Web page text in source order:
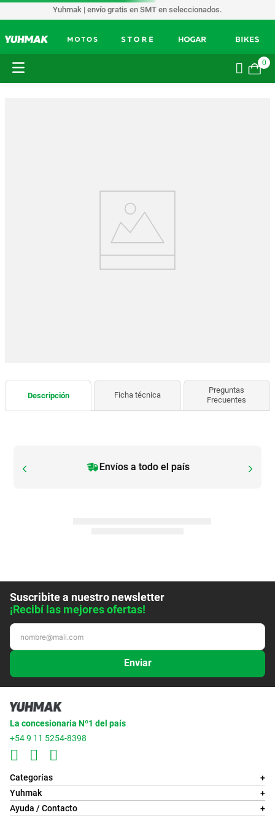
Yuhmak | envío gratis en SMT en seleccionados.
0
Descripción Ficha técnica
Preguntas
Frecuentes
Envíos a todo el país
Suscribite a nuestro newsletter
¡Recibí las mejores ofertas!
Enviar
La concesionaria Nº1 del país
+54 9 11 5254-8398
Categorías
+
Yuhmak
+
Ayuda / Contacto
+